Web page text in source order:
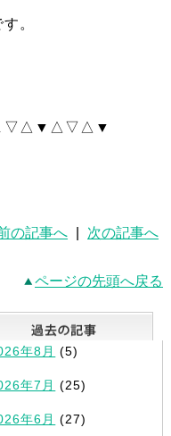
。
の記事へ 次の記事へ
ページの先頭へ戻る
事一覧
年8月 (5)
年7月 (25)
年6月 (27)